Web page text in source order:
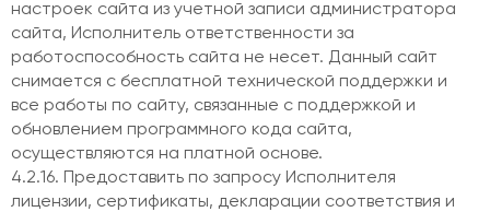
настроек сайта из учетной записи администратора
сайта, Исполнитель ответственности за
работоспособность сайта не несет. Данный сайт
снимается с бесплатной технической поддержки и
все работы по сайту, связанные с поддержкой и
обновлением программного кода сайта,
осуществляются на платной основе.
4.2.16. Предоставить по запросу Исполнителя
лицензии, сертификаты, декларации соответствия и